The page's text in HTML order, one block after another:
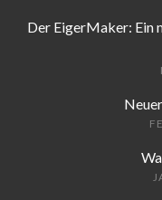
Der EigerMaker: Ein